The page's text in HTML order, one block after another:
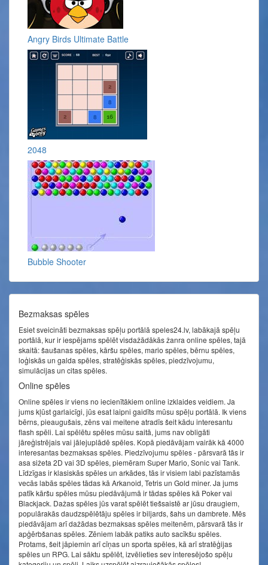
Angry Birds Ultimate Battle
2048
Bubble Shooter
Bezmaksas spēles
Esiet sveicināti bezmaksas spēļu portālā speles24.lv, labākajā spēļu
portālā, kur ir iespējams spēlēt visdažādākās žanra online spēles, tajā
skaitā: šaušanas spēles, kāršu spēles, mario spēles, bērnu spēles,
loģiskās un galda spēles, stratēģiskās spēles, piedzīvojumu,
simulācijas un citas spēles.
Online spēles
Online spēles ir viens no iecienītākiem online izklaides veidiem. Ja
jums kļūst garlaicīgi, jūs esat laipni gaidīts mūsu spēļu portālā. Ik viens
bērns, pieaugušais, zēns vai meitene atradīs šeit kādu interesantu
flash spēli. Lai spēlētu spēles mūsu saitā, jums nav obligāti
jāreģistrējais vai jālejuplādē spēles. Kopā piedāvājam vairāk kā 4000
interesantas bezmaksas spēles. Piedzīvojumu spēles - pārsvarā tās ir
asa sižeta 2D vai 3D spēles, piemēram Super Mario, Sonic vai Tank.
Līdzīgas ir klasiskās spēles un arkādes, tās ir visiem labi pazīstamās
vecās labās spēles tādas kā Arkanoid, Tetris un Gold miner. Ja jums
patīk kāršu spēles mūsu piedāvājumā ir tādas spēles kā Poker vai
Blackjack. Dažas spēles jūs varat spēlēt tiešsaistē ar jūsu draugiem,
populārakās daudzspēlētāju spēles ir biljards, šahs un dambrete. Mēs
piedāvājam arī dažādas bezmaksas spēles meitenēm, pārsvarā tās ir
apģērbšanas spēles. Zēniem labāk patiks auto sacīkšu spēles.
Protams, šeit jāpiemin arī cīņas un sporta spēles, kā arī stratēģijas
spēles un RPG. Lai sāktu spēlēt, izvēlieties sev interesējošo spēļu